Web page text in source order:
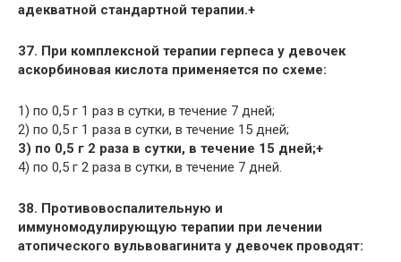
адекватной стандартной терапии.+
37. При комплексной терапии герпеса у девочек
аскорбиновая кислота применяется по схеме:
1) по 0,5 г 1 раз в сутки, в течение 7 дней;
2) по 0,5 г 1 раза в сутки, в течение 15 дней;
3) по 0,5 г 2 раза в сутки, в течение 15 дней;+
4) по 0,5 г 2 раза в сутки, в течение 7 дней.
38. Противовоспалительную и
иммуномодулирующую терапии при лечении
атопического вульвовагинита у девочек проводят: